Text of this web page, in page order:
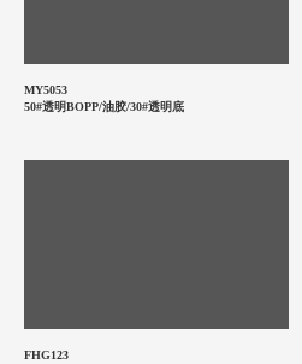
MY5053
50#透明BOPP/油胶/30#透明底
FHG123